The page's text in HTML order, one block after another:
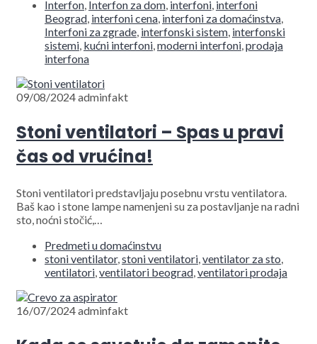
Interfon, Interfon za dom, interfoni, interfoni
Beograd, interfoni cena, interfoni za domaćinstva,
Interfoni za zgrade, interfonski sistem, interfonski
sistemi, kućni interfoni,moderni interfoni,prodaja
interfona
09/08/2024adminfakt
Stoni ventilatori – Spas u pravi
čas od vrućina!
Stoni ventilatori predstavljaju posebnu vrstu ventilatora.
Baš kao i stone lampe namenjeni su za postavljanje na radni
sto, noćni stočić,…
Predmeti u domaćinstvu
stoni ventilator,stoni ventilatori,ventilator za sto,
ventilatori,ventilatori beograd,ventilatori prodaja
16/07/2024adminfakt